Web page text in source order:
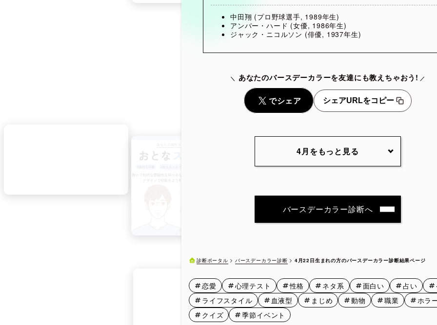
中田翔 (プロ野球選手, 1989年生)
アンバー・ハード (女優, 1986年生)
ジャック・ニコルソン (俳優, 1937年生)
あなたのバースデーカラーを友達にも教えちゃおう!
シェアURLをコピー
4月をもっと見る
4月8日 4月9日
4月26日 4月27日 4月28日 4月29日 4月30
バースデーカラー診断へ
診断ポータル バースデーカラー診断 4月22日生まれの方のバースデーカラー診断結果ページ
恋愛 心理テスト 性格 ネタ系 面白い 占い
ライフスタイル
血液型 まじめ 動物 職業
ホラ
クイズ
季節イベント